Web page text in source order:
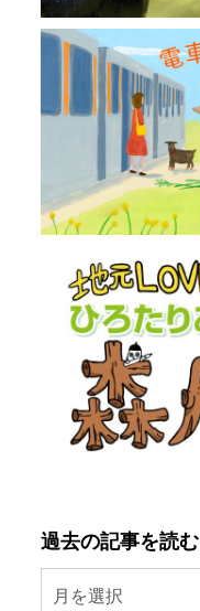
過去の記事を読む
月を選択